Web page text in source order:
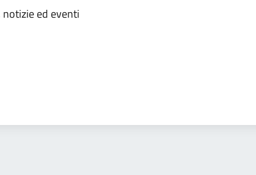
ed eventi